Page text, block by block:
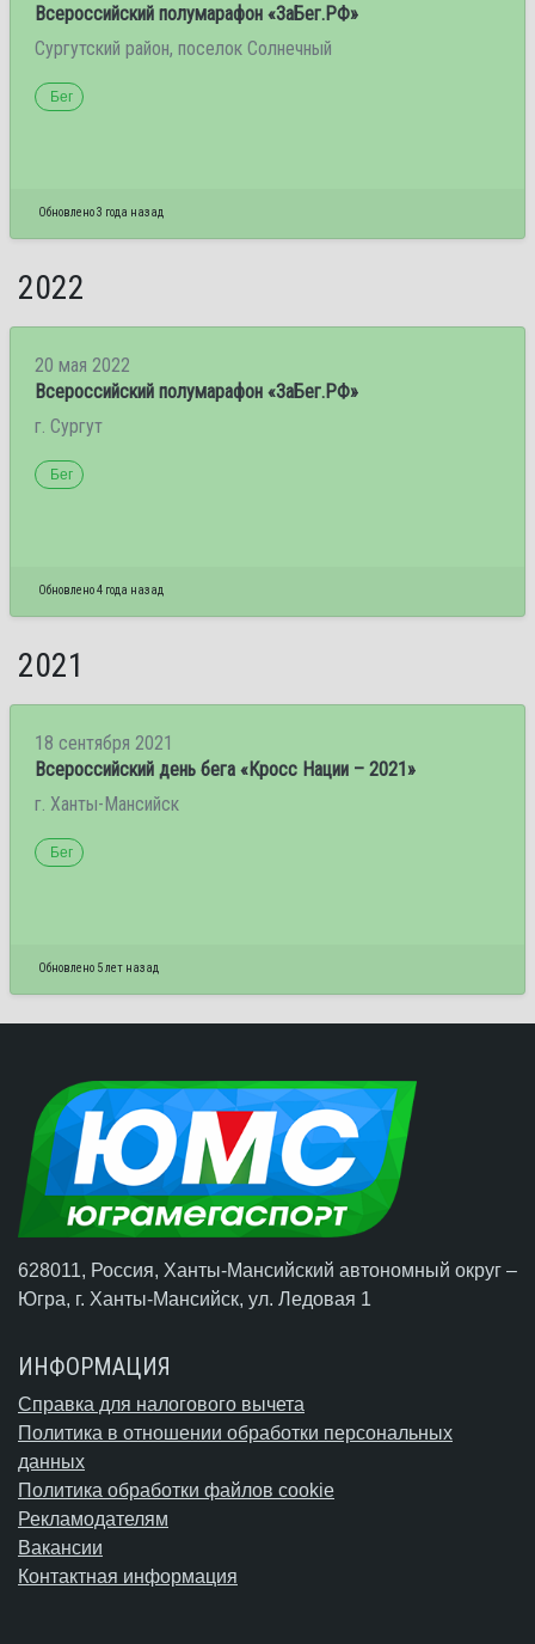
Всероссийский полумарафон «ЗаБег.РФ»
Сургутский район, поселок Солнечный
Бег
Обновлено 3 года назад
2022
20 мая 2022
Всероссийский полумарафон «ЗаБег.РФ»
г. Сургут
Бег
Обновлено 4 года назад
2021
18 сентября 2021
Всероссийский день бега «Кросс Нации – 2021»
г. Ханты-Мансийск
Бег
Обновлено 5 лет назад
628011, Россия, Ханты-Мансийский автономный округ –
Югра, г. Ханты-Мансийск, ул. Ледовая 1
ИНФОРМАЦИЯ
Справка для налогового вычета
Политика в отношении обработки персональных
данных
Политика обработки файлов cookie
Рекламодателям
Вакансии
Контактная информация